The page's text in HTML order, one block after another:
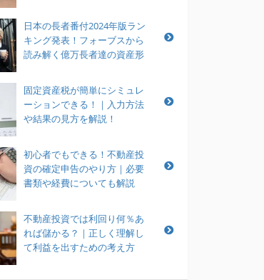
日本の長者番付2024年版ラン
キング発表！フォーブスから
読み解く億万長者達の資産形
固定資産税が簡単にシミュレ
ーションできる！｜入力方法
や結果の見方を解説！
初心者でもできる！不動産投
資の確定申告のやり方｜必要
書類や経費についても解説
不動産投資では利回り何％あ
れば儲かる？｜正しく理解し
て利益を出すための考え方